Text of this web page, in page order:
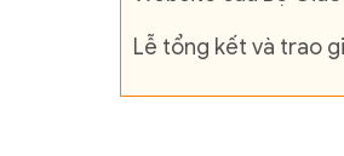
Lễ tổng kết và trao